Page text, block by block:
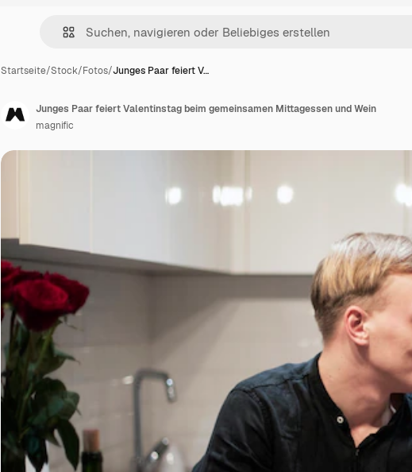
Startseite/Stock/Fotos/Junges Paar feiert V…
Junges Paar feiert Valentinstag beim gemeinsamen Mittagessen und Wein
magnific